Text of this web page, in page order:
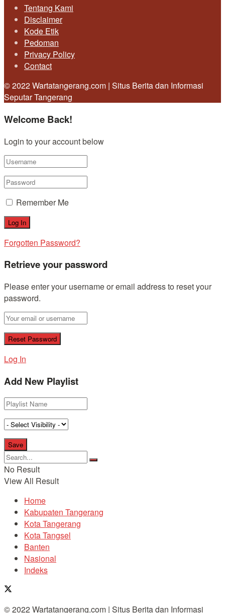
Tentang Kami
Disclaimer
Kode Etik
Pedoman
Privacy Policy
Contact
© 2022 Wartatangerang.com | Situs Berita dan Informasi
Seputar Tangerang
Welcome Back!
Login to your account below
Remember Me
Forgotten Password?
Retrieve your password
Please enter your username or email address to reset your
password.
Log In
Add New Playlist
No Result
View All Result
Home
Kabupaten Tangerang
Kota Tangerang
Kota Tangsel
Banten
Nasional
Indeks
© 2022 Wartatangerang.com | Situs Berita dan Informasi